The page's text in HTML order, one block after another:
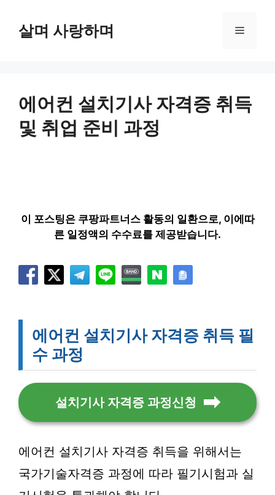
살며 사랑하며 메
에어컨 설치기사 자격증 취득
및 취업 준비 과정
이 포스팅은 쿠팡파트너스 활동의 일환으로, 이에따
른 일정액의 수수료를 제공받습니다.
에어컨 설치기사 자격증 취득 필
수 과정
설치기사 자격증 과정신청
에어컨 설치기사 자격증 취득을 위해서는
국가기술자격증 과정에 따라 필기시험과 실